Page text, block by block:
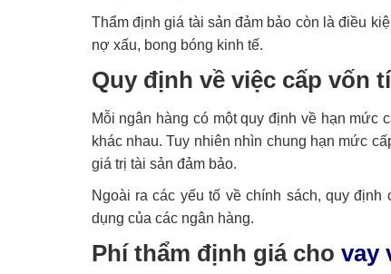
Thẩm định giá tài sản đảm bảo còn là điều
nợ xấu, bong bóng kinh tế.
Quy định về việc cấp vốn
Mỗi ngân hàng có một quy định về hạn mức
khác nhau. Tuy nhiên nhìn chung hạn mức
giá trị tài sản đảm bảo.
Ngoài ra các yếu tố về chính sách, quy
dụng của các ngân hàng.
Phí thẩm định giá cho vay